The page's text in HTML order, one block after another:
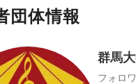
団体情報
群馬
フォロ